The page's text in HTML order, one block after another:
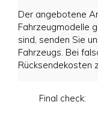
Der angebotene
Fahrzeugmodelle
sind, senden Sie
Fahrzeugs. Bei
Rücksendekosten
Final check: